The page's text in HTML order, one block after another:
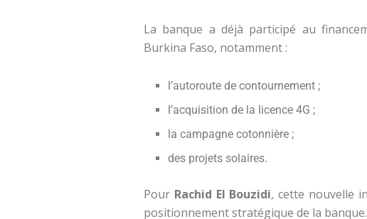
La banque a déjà participé au
Burkina Faso, notamment :
l’autoroute de contournement ;
l’acquisition de la licence 4G ;
la campagne cotonnière ;
des projets solaires.
Pour Rachid El Bouzidi, cette nouvelle
positionnement stratégique de la banque.